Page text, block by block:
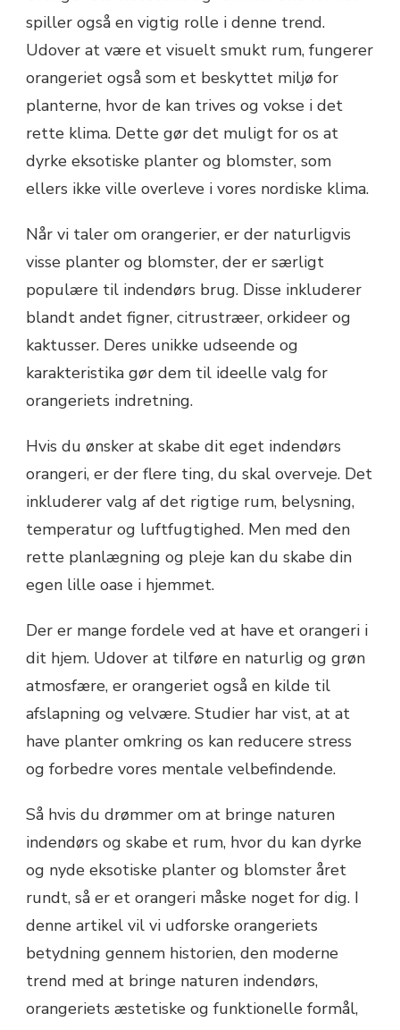
spiller også en vigtig rolle i denne trend.
Udover at være et visuelt smukt rum, fungerer
orangeriet også som et beskyttet miljø for
planterne, hvor de kan trives og vokse i det
rette klima. Dette gør det muligt for os at
dyrke eksotiske planter og blomster, som
ellers ikke ville overleve i vores nordiske klima.
Når vi taler om orangerier, er der naturligvis
visse planter og blomster, der er særligt
populære til indendørs brug. Disse inkluderer
blandt andet figner, citrustræer, orkideer og
kaktusser. Deres unikke udseende og
karakteristika gør dem til ideelle valg for
orangeriets indretning.
Hvis du ønsker at skabe dit eget indendørs
orangeri, er der flere ting, du skal overveje. Det
inkluderer valg af det rigtige rum, belysning,
temperatur og luftfugtighed. Men med den
rette planlægning og pleje kan du skabe din
egen lille oase i hjemmet.
Der er mange fordele ved at have et orangeri i
dit hjem. Udover at tilføre en naturlig og grøn
atmosfære, er orangeriet også en kilde til
afslapning og velvære. Studier har vist, at at
have planter omkring os kan reducere stress
og forbedre vores mentale velbefindende.
Så hvis du drømmer om at bringe naturen
indendørs og skabe et rum, hvor du kan dyrke
og nyde eksotiske planter og blomster året
rundt, så er et orangeri måske noget for dig. I
denne artikel vil vi udforske orangeriets
betydning gennem historien, den moderne
trend med at bringe naturen indendørs,
orangeriets æstetiske og funktionelle formål,